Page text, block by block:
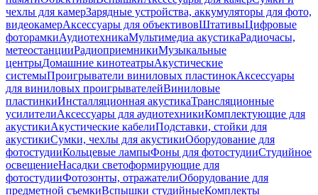
чехлы для камерЗарядные устройства, аккумуляторы для фото,
видеокамерАксессуары для объективовШтативыЦифровые
фоторамкиАудиотехникаМультимедиа акустикаРадиочасы,
метеостанцииРадиоприемникиМузыкальные
центрыДомашние кинотеатрыАкустические
системыПроигрыватели виниловых пластинокАксессуары
для виниловых проигрывателейВиниловые
пластинкиИнсталляционная акустикаТрансляционные
усилителиАксессуары для аудиотехникиКомплектующие для
акустикиАкустические кабелиПодставки, стойки для
акустикиСумки, чехлы для акустикиОборудование для
фотостудииКольцевые лампыФоны для фотостудииСтудийное
освещениеНасадки светоформирующие для
фотостудииФотозонты, отражателиОборудование для
предметной съемкиВспышки студийныеКомплекты